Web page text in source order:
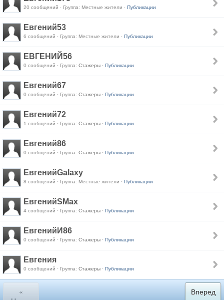
20 сообщений · Группа: Местные жители · Публикации
Евгений53
6 сообщений · Группа: Местные жители · Публикации
ЕВГЕНИЙ56
0 сообщений · Группа: Стажеры · Публикации
Евгений67
0 сообщений · Группа: Стажеры · Публикации
Евгений72
1 сообщений · Группа: Стажеры · Публикации
Евгений86
0 сообщений · Группа: Стажеры · Публикации
ЕвгенийGalaxy
8 сообщений · Группа: Местные жители · Публикации
ЕвгенийSMax
4 сообщений · Группа: Стажеры · Публикации
ЕвгенийИ86
0 сообщений · Группа: Стажеры · Публикации
Евгения
0 сообщений · Группа: Стажеры · Публикации
«
Вперед